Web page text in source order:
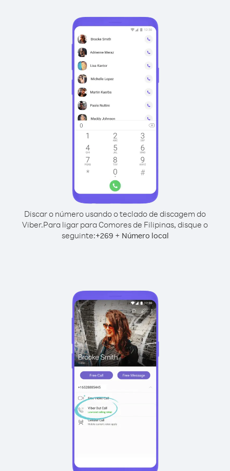
Discar o número usando o teclado de discagem do
Viber.Para ligar para Comores de Filipinas, disque o
seguinte:+269 + Número local